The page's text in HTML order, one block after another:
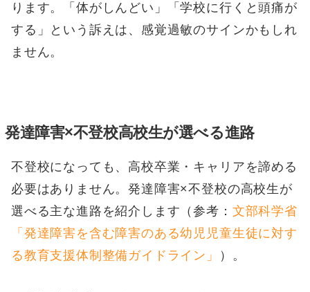
ります。「体がしんどい」「学校に行くと頭痛が
する」という訴えは、感覚過敏のサインかもしれ
ません。
発達障害×不登校高校生が選べる進路
不登校になっても、高校卒業・キャリアを諦める
必要はありません。発達障害×不登校の高校生が
選べる主な進路を紹介します（参考： 文部科学省
「発達障害を含む障害のある幼児児童生徒に対す
る教育支援体制整備ガイドライン」
）。